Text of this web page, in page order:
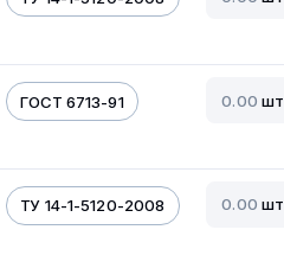
ГОСТ 6713-91 шт
ТУ 14-1-5120-2008 шт